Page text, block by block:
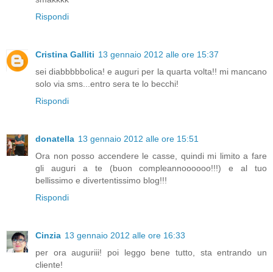
Rispondi
Cristina Galliti 13 gennaio 2012 alle ore 15:37
sei diabbbbbolica! e auguri per la quarta volta!! mi mancano
solo via sms...entro sera te lo becchi!
Rispondi
donatella 13 gennaio 2012 alle ore 15:51
Ora non posso accendere le casse, quindi mi limito a fare
gli auguri a te (buon compleannoooooo!!!) e al tuo
bellissimo e divertentissimo blog!!!
Rispondi
Cinzia 13 gennaio 2012 alle ore 16:33
per ora auguriii! poi leggo bene tutto, sta entrando un
cliente!